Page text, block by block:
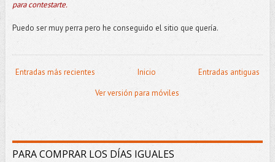
para contestarte.
Puedo ser muy perra pero he conseguido el sitio que quería.
Entradas más recientes Entradas antiguas
Inicio
Ver versión para móviles
PARA COMPRAR LOS DÍAS IGUALES